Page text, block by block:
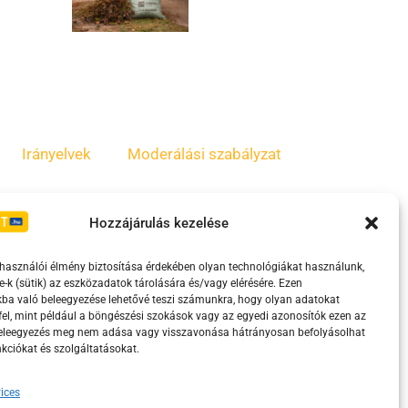
Hozzájárulás kezelése
élmény biztosítása érdekében olyan technológiákat használunk,
k (sütik) az eszközadatok tárolására és/vagy elérésére. Ezen
való beleegyezése lehetővé teszi számunkra, hogy olyan adatokat
mint például a böngészési szokások vagy az egyedi azonosítók ezen az
meg nem adása vagy visszavonása hátrányosan befolyásolhat
és szolgáltatásokat.
Irányelvek Moderálási szabályzat
támogatja.